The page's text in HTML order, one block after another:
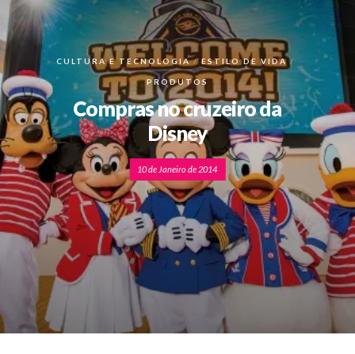
CULTURA E TECNOLOGIA ESTILO DE VIDA
PRODUTOS
Compras no cruzeiro da
Disney
10 de Janeiro de 2014